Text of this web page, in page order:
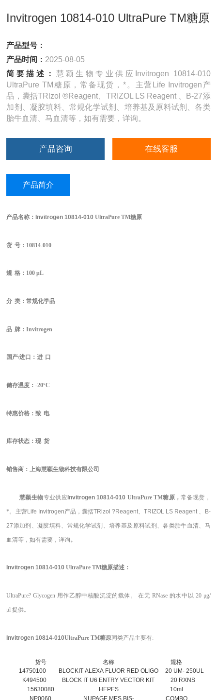
Invitrogen 10814-010 UltraPure TM糖原
产品型号：
产品时间： 2025-08-05
简要描述： 慧颖生物专业供应Invitrogen 10814-010
UltraPure TM糖原，常备现货，*。主营Life Invitrogen产
品，囊括TRlzol ®Reagent、TRIZOL LS Reagent 、B-27添
加剂、凝胶填料、常规化学试剂、培养基及原料试剂、各类
胎牛血清、马血清等，如有需要，详询。
产品咨询 在线客服
产品简介
产品名称： Invitrogen 10814-010 UltraPure TM糖原
货 号：10814-010
规 格：100 μL
分 类：常规化学品
品 牌：Invitrogen
国产/进口：进 口
储存温度：-20°C
特惠价格：致 电
库存状态：现 货
销售商：上海慧颖生物科技有限公司
慧颖生物专业供应Invitrogen10814-010 UltraPureTM糖原，常备现货，
*。主营Life Invitrogen产品，囊括TRlzol ?Reagent、TRIZOL LS Reagent 、B-
27添加剂、凝胶填料、常规化学试剂、培养基及原料试剂、各类胎牛血清、马
血清等，如有需要，详询。
Invitrogen 10814-010 UltraPure TM糖原描述 ：
UltraPure? Glycogen 用作乙醇中核酸沉淀的载体。 在无 RNase 的水中以 20 μg/
μl 提供。
Invitrogen 10814-010UltraPure TM糖原同类产品主要有:
货号 名称
规格
14750100
BLOCKIT ALEXA FLUOR RED OLIGO
20 UM- 250UL
K494500
BLOCK IT U6 ENTRY VECTOR KIT
20 RXNS
15630080
HEPES
10ml